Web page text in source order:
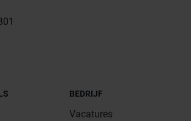
BEDRIJF
Vacatures